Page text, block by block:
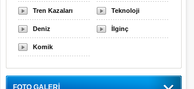
Tren Kazaları Teknoloji
Deniz İlginç
Komik
FOTO GALERİ